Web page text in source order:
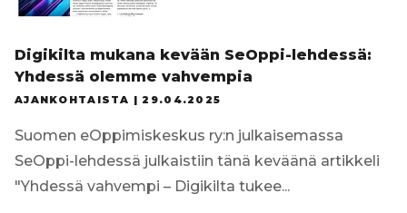
Digikilta mukana kevään SeOppi-lehdessä:
Yhdessä olemme vahvempia
AJANKOHTAISTA |29.04.2025
Suomen eOppimiskeskus ry:n julkaisemassa
SeOppi-lehdessä julkaistiin tänä keväänä artikkeli
"Yhdessä vahvempi – Digikilta tukee...